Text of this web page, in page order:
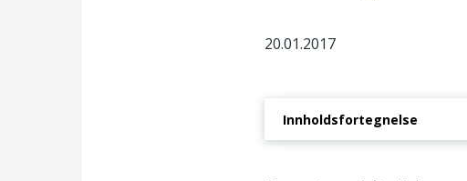
20.01.2017
Innholdsfortegnelse